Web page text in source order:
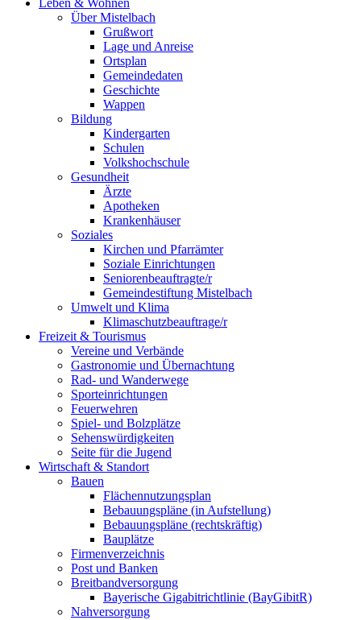
Leben & Wohnen
Über Mistelbach
Grußwort
Lage und Anreise
Ortsplan
Gemeindedaten
Geschichte
Wappen
Bildung
Kindergarten
Schulen
Volkshochschule
Gesundheit
Ärzte
Apotheken
Krankenhäuser
Soziales
Kirchen und Pfarrämter
Soziale Einrichtungen
Seniorenbeauftragte/r
Gemeindestiftung Mistelbach
Umwelt und Klima
Klimaschutzbeauftrage/r
Freizeit & Tourismus
Vereine und Verbände
Gastronomie und Übernachtung
Rad- und Wanderwege
Sporteinrichtungen
Feuerwehren
Spiel- und Bolzplätze
Sehenswürdigkeiten
Seite für die Jugend
Wirtschaft & Standort
Bauen
Flächennutzungsplan
Bebauungspläne (in Aufstellung)
Bebauungspläne (rechtskräftig)
Bauplätze
Firmenverzeichnis
Post und Banken
Breitbandversorgung
Bayerische Gigabitrichtlinie (BayGibitR)
Nahversorgung